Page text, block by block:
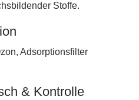
Stoffe.
Adsorptionsfilter
& Kontrolle